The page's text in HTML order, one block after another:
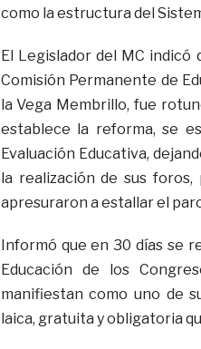
como la estructura del
El Legislador del MC
Comisión Permanente de
la Vega Membrillo, fue
establece la reforma, se
Evaluación Educativa,
la realización de sus
apresuraron a estallar el
Informó que en 30 días se
Educación de los
manifiestan como uno de
laica, gratuita y obligatoria